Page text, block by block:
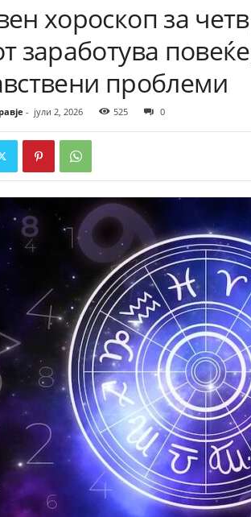
хороскоп за
заработува
проблеми
- јули 2, 2026 525 0